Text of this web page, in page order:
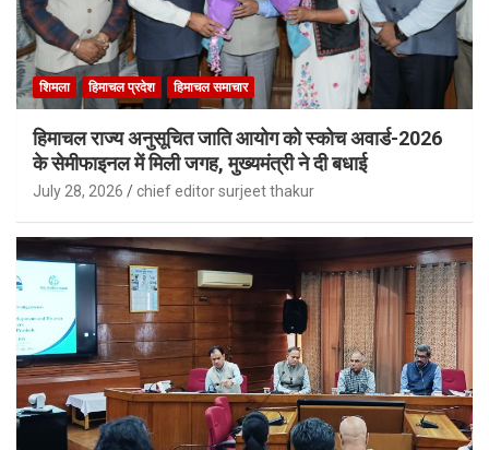
शिमला हिमाचल प्रदेश हिमाचल समाचार
हिमाचल राज्य अनुसूचित जाति आयोग को स्कोच अवार्ड-2026
के सेमीफाइनल में मिली जगह, मुख्यमंत्री ने दी बधाई
July 28, 2026 chief editor surjeet thakur